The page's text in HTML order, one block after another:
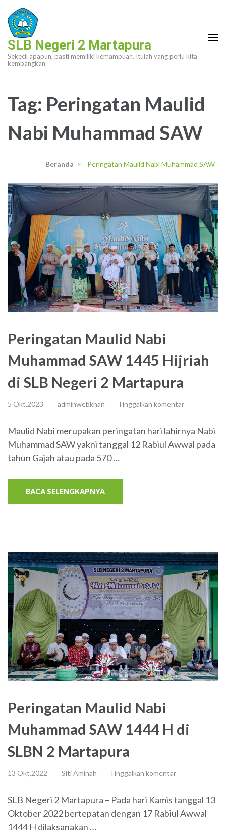
Lompat
ke
konten
(Tekan
Enter)
SLB Negeri 2 Martapura
Sekecil apapun, pasti memiliki kemampuan. Itulah yang perlu kita
kembangkan
Tag: Peringatan Maulid
Nabi Muhammad SAW
Beranda > Peringatan Maulid Nabi Muhammad SAW
Peringatan Maulid Nabi
Muhammad SAW 1445 Hijriah
di SLB Negeri 2 Martapura
5 Okt,2023 adminwebkhan Tinggalkan komentar
Maulid Nabi merupakan peringatan hari lahirnya Nabi
Muhammad SAW yakni tanggal 12 Rabiul Awwal pada
tahun Gajah atau pada 570 …
BACA SELENGKAPNYA
Peringatan Maulid Nabi
Muhammad SAW 1444 H di
SLBN 2 Martapura
13 Okt,2022 Siti Aminah Tinggalkan komentar
SLB Negeri 2 Martapura – Pada hari Kamis tanggal 13
Oktober 2022 bertepatan dengan 17 Rabiul Awwal
1444 H dilaksanakan …